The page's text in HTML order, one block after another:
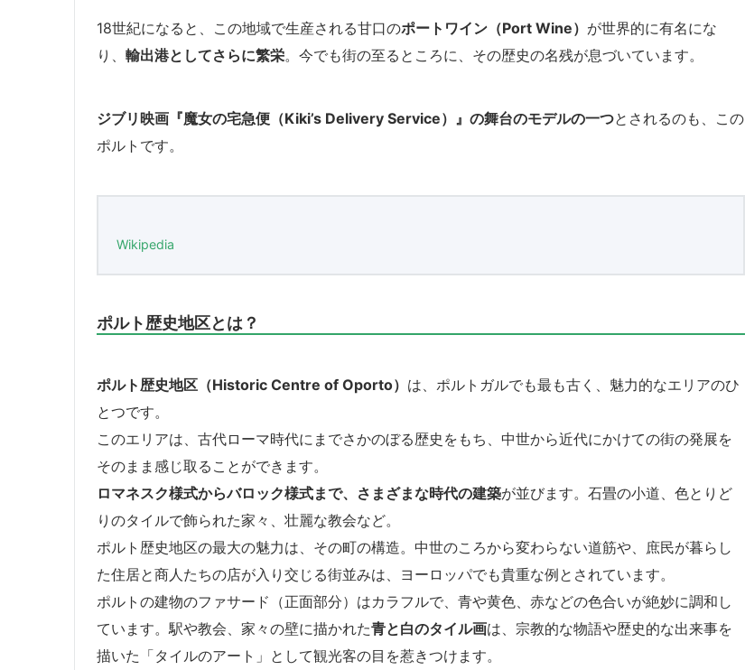
18世紀になると、この地域で生産される甘口のポートワイン（Port Wine） が世界的に有名にな
り、 輸出港としてさらに繁栄。今でも街の至るところに、その歴史の名残が息づいています。
ジブリ映画『魔女の宅急便（Kiki’s Delivery Service）』の舞台のモデルの一つとされるのも、この
ポルトです。
Wikipedia
ポルト歴史地区とは？
ポルト歴史地区（Historic Centre of Oporto） は、ポルトガルでも最も古く、魅力的なエリアのひ
とつです。
このエリアは、古代ローマ時代にまでさかのぼる歴史をもち、中世から近代にかけての街の発展を
そのまま感じ取ることができます。
ロマネスク様式からバロック様式まで、さまざまな時代の建築が並びます。石畳の小道、色とりど
りのタイルで飾られた家々、壮麗な教会など。
ポルト歴史地区の最大の魅力は、その町の構造。中世のころから変わらない道筋や、庶民が暮らし
た住居と商人たちの店が入り交じる街並みは、ヨーロッパでも貴重な例とされています。
ポルトの建物のファサード（正面部分）はカラフルで、青や黄色、赤などの色合いが絶妙に調和し
ています。駅や教会、家々の壁に描かれた青と白のタイル画は、宗教的な物語や歴史的な出来事を
描いた「タイルのアート」として観光客の目を惹きつけます。